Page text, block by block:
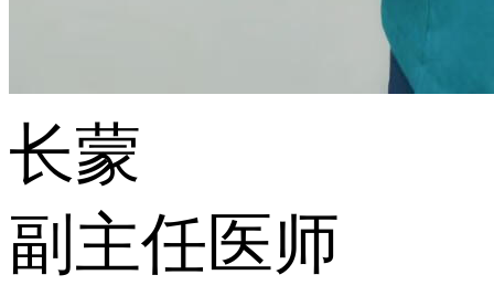
长蒙
副主任医师